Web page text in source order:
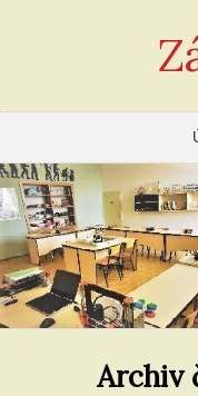
Archiv